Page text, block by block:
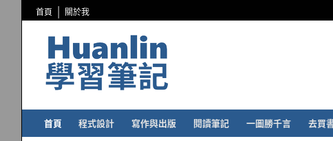
首頁 關於我
首頁 程式設計 寫作與出版 閱讀筆記 一圖勝千言 去買